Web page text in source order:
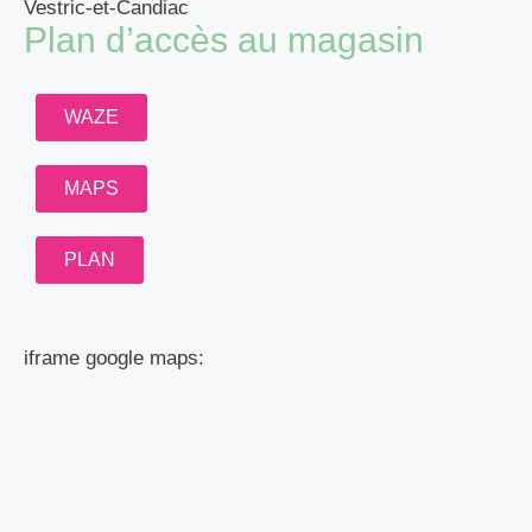
Vestric-et-Candiac
Plan d’accès au magasin
WAZE
MAPS
PLAN
iframe google maps: